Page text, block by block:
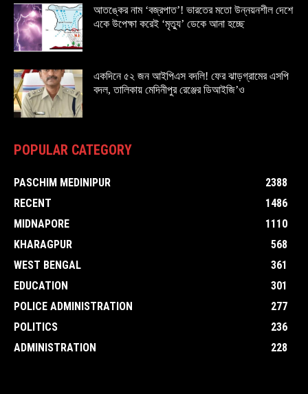
আতঙ্কের নাম ‘বজ্রপাত’! ভারতের মতো উন্নয়নশীল দেশে
একে উপেক্ষা করেই ‘মৃত্যু’ ডেকে আনা হচ্ছে
একদিনে ৫২ জন আইপিএস বদলি! ফের ঝাড়গ্রামের এসপি
বদল, তালিকায় মেদিনীপুর রেঞ্জের ডিআইজি’ও
POPULAR CATEGORY
PASCHIM MEDINIPUR
2388
RECENT
1486
MIDNAPORE
1110
KHARAGPUR
568
WEST BENGAL
361
EDUCATION
301
POLICE ADMINISTRATION
277
POLITICS
236
ADMINISTRATION
228